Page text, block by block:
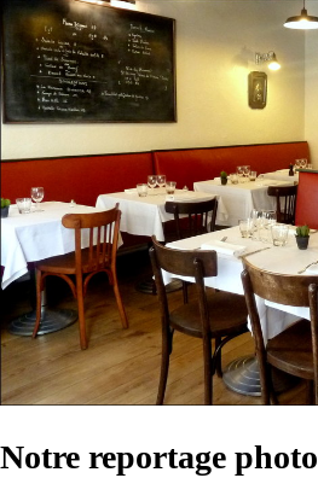
Notre reportage photo